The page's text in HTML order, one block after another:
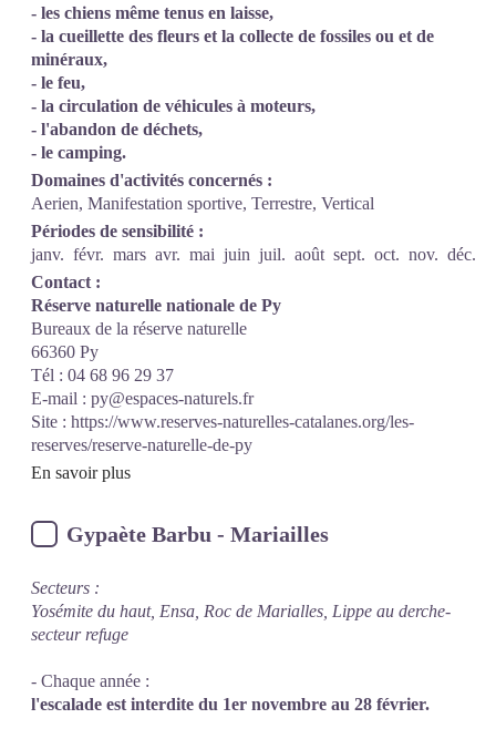
- les chiens même tenus en laisse,
- la cueillette des fleurs et la collecte de fossiles ou et de
minéraux,
- le feu,
- la circulation de véhicules à moteurs,
- l'abandon de déchets,
- le camping.
Domaines d'activités concernés :
Aerien, Manifestation sportive, Terrestre, Vertical
Périodes de sensibilité :
janv. févr. mars avr. mai juin juil. août sept. oct. nov. déc.
Contact :
Réserve naturelle nationale de Py
Bureaux de la réserve naturelle
66360 Py
Tél : 04 68 96 29 37
E-mail : py@espaces-naturels.fr
Site : https://www.reserves-naturelles-catalanes.org/les-
reserves/reserve-naturelle-de-py
En savoir plus
Gypaète Barbu - Mariailles
Secteurs :
Yosémite du haut, Ensa, Roc de Marialles, Lippe au derche-
secteur refuge
- Chaque année :
l'escalade est interdite du 1er novembre au 28 février.